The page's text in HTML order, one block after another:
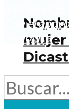
Con el
Teológica